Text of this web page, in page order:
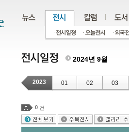
2024년 9월
2023 01 02 03
0 건